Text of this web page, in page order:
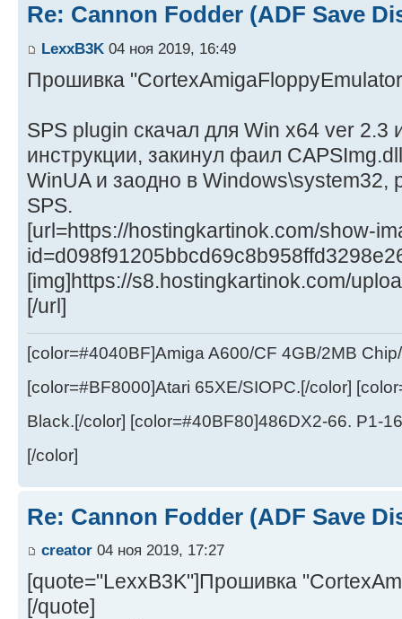
Re: Cannon Fodder (ADF Save
LexxB3K 04 ноя 2019, 16:49
Прошивка
SPS plugin скачал для Win x64 ver 2.3
инструкции, закинул фаил
WinUA и заодно в Windows\system32,
SPS.
[url=https://hostingkartinok.com/show-
[img]https://s8.hostingkartinok.com/
[/url]
[color=#4040BF]Amiga A600/CF 4GB/2MB
[color=#BF8000]Atari 65XE/SIOPC.[/color]
Black.[/color] [color=#40BF80]486DX2-66. P1-
[/color]
Re: Cannon Fodder (ADF Save
creator 04 ноя 2019, 17:27
[quote="LexxB3K"]Прошивка
[/quote]